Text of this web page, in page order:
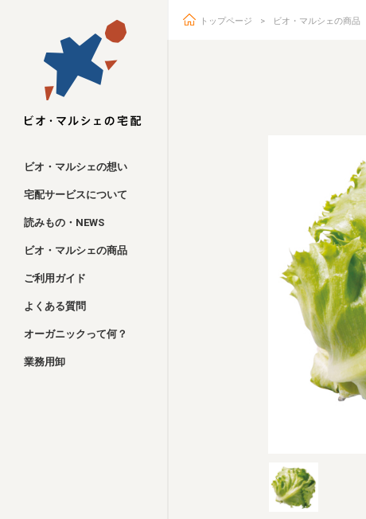
ビオ・マルシェ
ビオ・マルシェの想い
宅配サービスについて
読みもの・NEWS
ビオ・マルシェの商品
ご利用ガイド
よくある質問
オーガニックって何？
業務用卸
トップページ ビオ・マルシェの商品